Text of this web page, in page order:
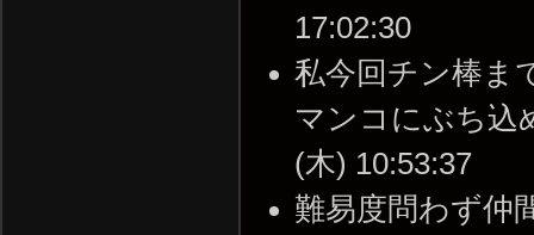
17:02:30
私今回チン棒ま
マンコにぶち込
(木) 10:53:37
難易度問わず仲